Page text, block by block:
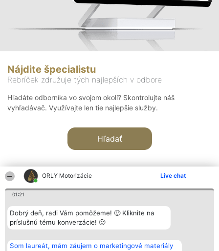
ORLY Motorizácie Live chat
01:21
Dobrý deň, radi Vám pomôžeme! 🙂 Kliknite na
príslušnú tému konverzácie! 🙂
Som laureát, mám záujem o marketingové materiály
Nájdite špecialistu
Rebríček združuje tých najlepších v odbore
Hľadáte odborníka vo svojom okolí? Skontrolujte náš
vyhľadávač. Využívajte len tie najlepšie služby.
Hľadať
Organizátor hodnotenia
Bright Side Solutions sp. z o.
o. sp. k.
Wrocław 50-079
KRS 0000749100 | Regon
Hodnotenie
Laureáti
Lista
Laureatów
Podmienky
Kontakt
Kontakt